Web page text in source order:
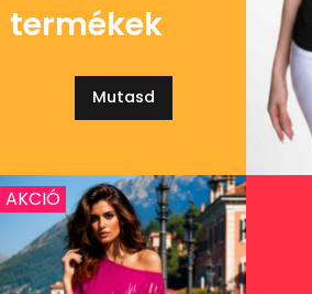
termékek
Mutasd
AKCIÓ